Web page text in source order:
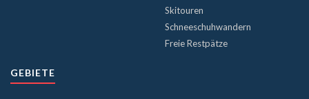
Skitouren
Schneeschuhwandern
Freie Restpätze
GEBIETE